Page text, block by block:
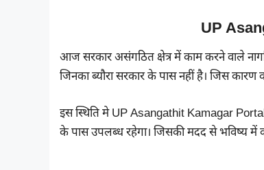
UP
आज सरकार असंगठित क्षेत्र में काम करने वाले
जिनका ब्यौरा सरकार के पास नहीं है। जिस
इस स्थिति मे UP Asangathit Kamagar Portal
के पास उपलब्ध रहेगा। जिसकी मदद से भविष्य में